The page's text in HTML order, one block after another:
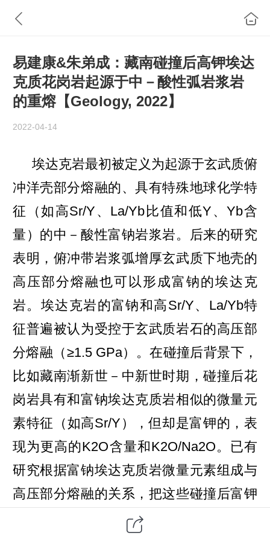
易建康&朱弟成：藏南碰撞后高钾埃达
克质花岗岩起源于中－酸性弧岩浆岩
的重熔【Geology, 2022】
2022-04-14
埃达克岩最初被定义为起源于玄武质俯
冲洋壳部分熔融的、具有特殊地球化学特
征（如高Sr/Y 、 La/Yb 比值和低Y 、Yb含
量）的中 － 酸性富钠岩浆岩。后来的研究
表明，俯冲带岩浆弧增厚玄武质下地壳的
高压部分熔融也可以形成富钠的埃达克
岩。埃达克岩的富钠和高Sr/Y、La/Yb特
征普遍被认为受控于玄武质岩石的高压部
分熔融 （≥1.5 GPa） 。在碰撞后背景下，
比如藏南渐新世 － 中新世时期，碰撞后花
岗岩具有和富钠埃达克质岩相似的微量元
素特征（如高Sr/Y ），但却是富钾的，表
现为更高的K2O含量和K2O/Na2O。已有
研究根据富钠埃达克质岩微量元素组成与
高压部分熔融的关系，把这些碰撞后富钾
埃达克质岩石归因于深部地壳的高压部分